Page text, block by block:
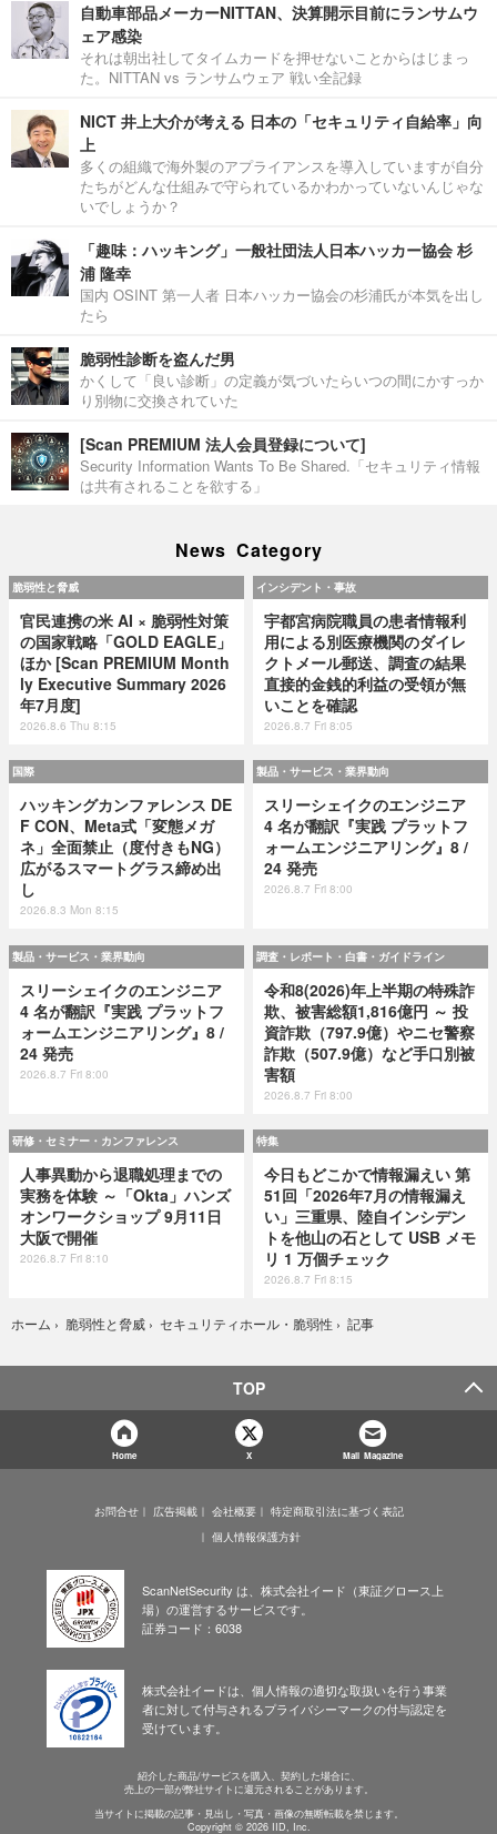
自動車部品メーカーNITTAN、決算開示目前にランサムウ
ェア感染
それは朝出社してタイムカードを押せないことからはじまっ
た。NITTAN vs ランサムウェア 戦い全記録
NICT 井上大介が考える 日本の「セキュリティ自給率」向
上
多くの組織で海外製のアプライアンスを導入していますが自分
たちがどんな仕組みで守られているかわかっていないんじゃな
いでしょうか？
「趣味：ハッキング」一般社団法人日本ハッカー協会 杉
浦 隆幸
国内 OSINT 第一人者 日本ハッカー協会の杉浦氏が本気を出し
たら
脆弱性診断を盗んだ男
かくして「良い診断」の定義が気づいたらいつの間にかすっか
り別物に交換されていた
[Scan PREMIUM 法人会員登録について]
Security Information Wants To Be Shared.「セキュリティ情報
は共有されることを欲する」
News Category
脆弱性と脅威
官民連携の米 AI × 脆弱性対策
の国家戦略「GOLD EAGLE」
ほか [Scan PREMIUM Month
ly Executive Summary 2026
年7月度]
2026.8.6 Thu 8:15
インシデント・事故
宇都宮病院職員の患者情報利
用による別医療機関のダイレ
クトメール郵送、調査の結果
直接的金銭的利益の受領が無
いことを確認
2026.8.7 Fri 8:05
国際
ハッキングカンファレンス DE
F CON、Meta式「変態メガ
ネ」全面禁止（度付きもNG）
広がるスマートグラス締め出
し
2026.8.3 Mon 8:15
製品・サービス・業界動向
スリーシェイクのエンジニア
4 名が翻訳『実践 プラットフ
ォームエンジニアリング』8 /
24 発売
2026.8.7 Fri 8:00
製品・サービス・業界動向
スリーシェイクのエンジニア
4 名が翻訳『実践 プラットフ
ォームエンジニアリング』8 /
24 発売
2026.8.7 Fri 8:00
調査・レポート・白書・ガイドライン
令和8(2026)年上半期の特殊詐
欺、被害総額1,816億円 ～ 投
資詐欺（797.9億）やニセ警察
詐欺（507.9億）など手口別被
害額
2026.8.7 Fri 8:00
研修・セミナー・カンファレンス
人事異動から退職処理までの
実務を体験 ～「Okta」ハンズ
オンワークショップ 9月11日
大阪で開催
2026.8.7 Fri 8:10
特集
今日もどこかで情報漏えい 第
51回「2026年7月の情報漏え
い」三重県、陸自インシデン
トを他山の石として USB メモ
リ 1 万個チェック
2026.8.7 Fri 8:15
ホーム › 脆弱性と脅威 › セキュリティホール・脆弱性 › 記事
TOP
Home X Mail Magazine
お問合せ 広告掲載 会社概要
特定商取引法に基づく表記
個人情報保護方針
ScanNetSecurity は、株式会社イード（東証グロース上
場）の運営するサービスです。
証券コード：6038
株式会社イードは、個人情報の適切な取扱いを行う事業
者に対して付与されるプライバシーマークの付与認定を
受けています。
紹介した商品/サービスを購入、契約した場合に、
売上の一部が弊社サイトに還元されることがあります。
当サイトに掲載の記事・見出し・写真・画像の無断転載を禁じます。
Copyright © 2026 IID, Inc.